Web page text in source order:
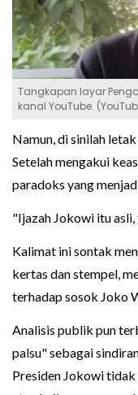
Tangkapan layar
kanal YouTube.
Namun, di sinilah
Setelah mengakui
paradoks yang
"Ijazah Jokowi itu
Kalimat ini sontak
kertas dan stempel,
terhadap sosok Joko
Analisis publik pun
palsu" sebagai
Presiden Jokowi